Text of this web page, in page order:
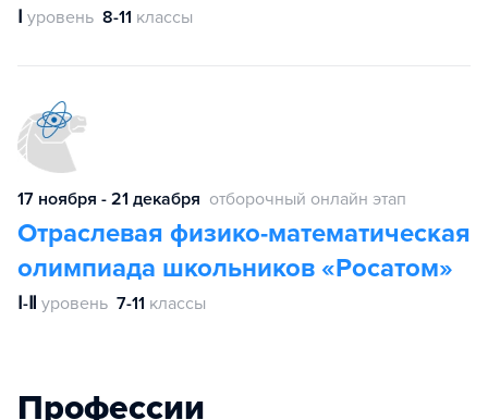
Ⅰ уровень 8-11 классы
17 ноября - 21 декабря отборочный онлайн этап
Отраслевая физико-математическая
олимпиада школьников «Росатом»
Ⅰ-Ⅱ уровень 7-11 классы
Профессии